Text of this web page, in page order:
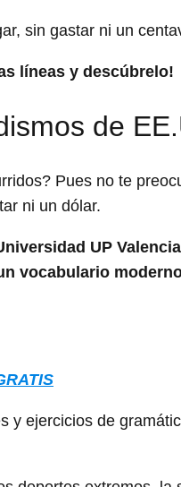
sin gastar ni un
líneas y descúbrelo!
de
Pues no te
ni un dólar.
UP
vocabulario
y ejercicios de